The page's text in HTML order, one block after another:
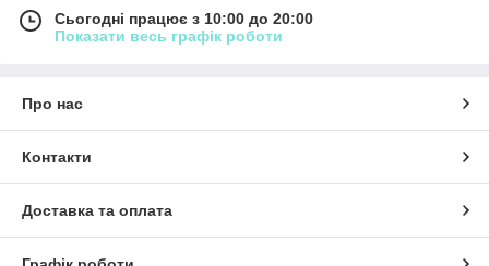
Сьогодні працює з 10:00 до 20:00
Показати весь графік роботи
Про нас
Контакти
Доставка та оплата